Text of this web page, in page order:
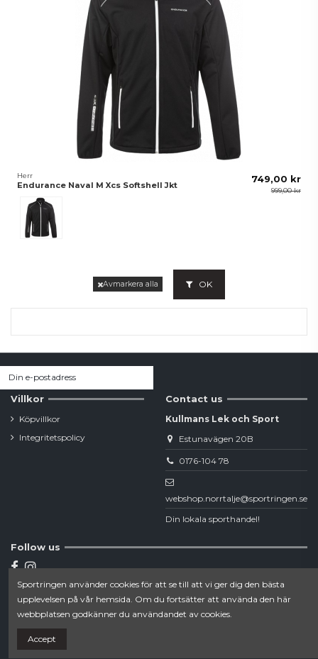
Herr
Endurance Naval M Xcs Softshell Jkt
Svart
749,00 kr
999,00 kr
Avmarkera alla OK
Villkor
Köpvillkor
Integritetspolicy
Contact us
Kullmans Lek och Sport
Estunavägen 20B
0176-104 78
webshop.norrtalje@sportringen.se
Din lokala sporthandel!
Follow us
Newsletter
Sportringen använder cookies för att se till att vi ger dig den bästa
upplevelsen på vår hemsida. Om du fortsätter att använda den här
webbplatsen godkänner du användandet av cookies.
Accept